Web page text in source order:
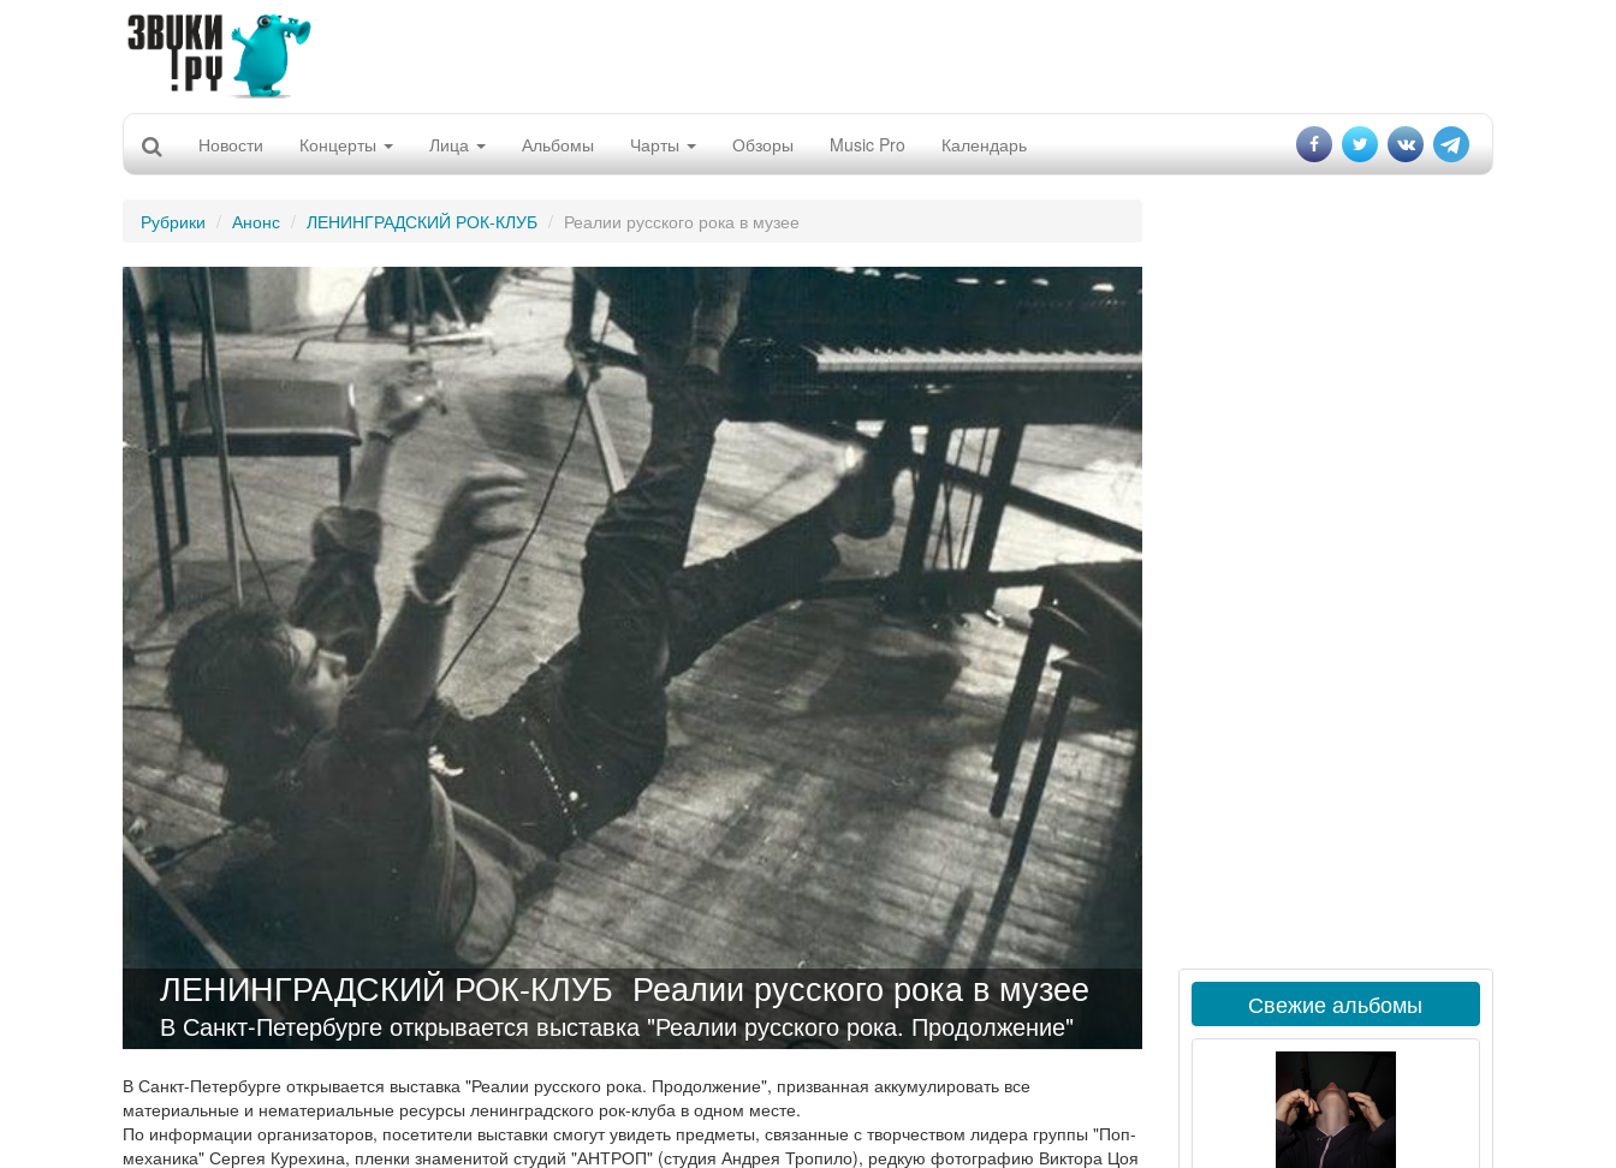
Новости Концерты Лица Альбомы Чарты Обзоры Music Pro Календарь
Рубрики Анонс ЛЕНИНГРАДСКИЙ РОК-КЛУБ Реалии русского рока в музее
ЛЕНИНГРАДСКИЙ РОК-КЛУБ Реалии русского рока в музее
В Санкт-Петербурге открывается выставка "Реалии русского рока. Продолжение"
В Санкт-Петербурге открывается выставка "Реалии русского рока. Продолжение", призванная аккумулировать все
материальные и нематериальные ресурсы ленинградского рок-клуба в одном месте.
По информации организаторов, посетители выставки смогут увидеть предметы, связанные с творчеством лидера группы "Поп-
механика" Сергея Курехина, пленки знаменитой студий "АНТРОП" (студия Андрея Тропило), редкую фотографию Виктора Цоя
Свежие альбомы